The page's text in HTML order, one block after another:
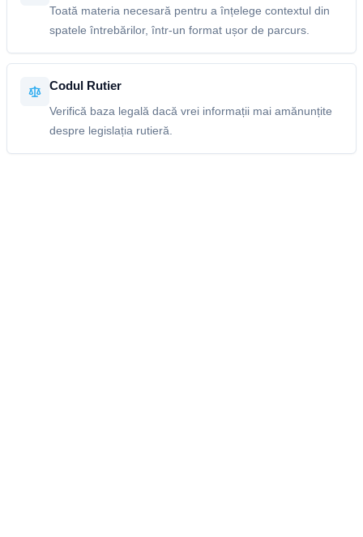
Toată materia necesară pentru a înțelege contextul din
spatele întrebărilor, într-un format ușor de parcurs.
Codul Rutier
Verifică baza legală dacă vrei informații mai amănunțite
despre legislația rutieră.